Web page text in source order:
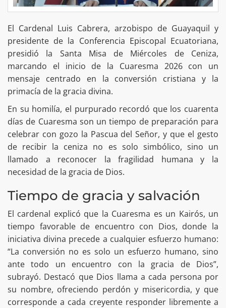
El Cardenal Luis Cabrera, arzobispo de Guayaquil y
presidente de la Conferencia Episcopal Ecuatoriana,
presidió la Santa Misa de Miércoles de Ceniza,
marcando el inicio de la Cuaresma 2026 con un
mensaje centrado en la conversión cristiana y la
primacía de la gracia divina.
En su homilía, el purpurado recordó que los cuarenta
días de Cuaresma son un tiempo de preparación para
celebrar con gozo la Pascua del Señor, y que el gesto
de recibir la ceniza no es solo simbólico, sino un
llamado a reconocer la fragilidad humana y la
necesidad de la gracia de Dios.
Tiempo de gracia y salvación
El cardenal explicó que la Cuaresma es un Kairós, un
tiempo favorable de encuentro con Dios, donde la
iniciativa divina precede a cualquier esfuerzo humano:
“La conversión no es solo un esfuerzo humano, sino
ante todo un encuentro con la gracia de Dios”,
subrayó. Destacó que Dios llama a cada persona por
su nombre, ofreciendo perdón y misericordia, y que
corresponde a cada creyente responder libremente a